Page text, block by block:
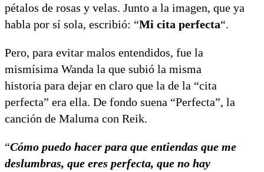
pétalos de rosas y velas. Junto a la imagen, que ya
habla por sí sola, escribió: “Mi cita perfecta“.
Pero, para evitar malos entendidos, fue la
mismísima Wanda la que subió la misma
historia para dejar en claro que la de la “cita
perfecta” era ella. De fondo suena “Perfecta”, la
canción de Maluma con Reik.
“Cómo puedo hacer para que entiendas que me
deslumbras, que eres perfecta, que no hay